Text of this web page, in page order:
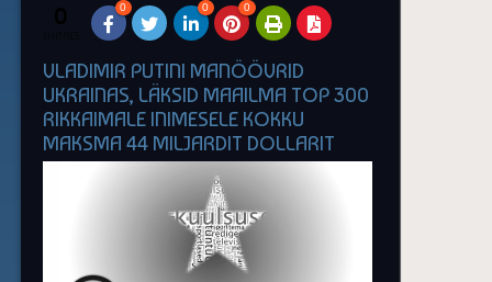
0 0 0 0
VLADIMIR PUTINI MANÖÖVRID
UKRAINAS, LÄKSID MAAILMA TOP 300
RIKKAIMALE INIMESELE KOKKU
MAKSMA 44 MILJARDIT DOLLARIT